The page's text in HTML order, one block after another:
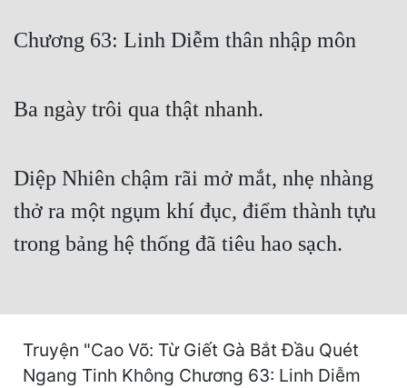
Hậu Cung
Truyện Dịch
Cổ Tiên Hiệp
Chương 63: Linh Diễm thân nhập môn
Ba ngày trôi qua thật nhanh.
Diệp Nhiên chậm rãi mở mắt, nhẹ nhàng
thở ra một ngụm khí đục, điểm thành tựu
trong bảng hệ thống đã tiêu hao sạch.
Truyện "Cao Võ: Từ Giết Gà Bắt Đầu Quét
Ngang Tinh Không Chương 63: Linh Diễm